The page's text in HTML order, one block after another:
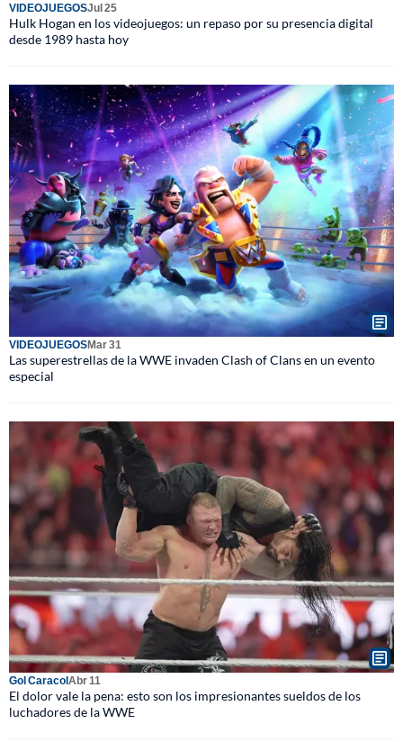
VIDEOJUEGOSJul 25
Hulk Hogan en los videojuegos: un repaso por su presencia digital
desde 1989 hasta hoy
VIDEOJUEGOSMar 31
Las superestrellas de la WWE invaden Clash of Clans en un evento
especial
Gol CaracolAbr 11
El dolor vale la pena: esto son los impresionantes sueldos de los
luchadores de la WWE